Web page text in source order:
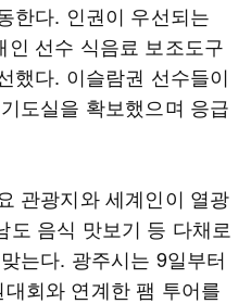
한다. 인권이 우선되는
선수 식음료 보조도구
했다. 이슬람권 선수들이
도실을 확보했으며 응급
관광지와 세계인이 열광
도 음식 맛보기 등 다채로
는다. 광주시는 9일부터
회와 연계한 팸 투어를